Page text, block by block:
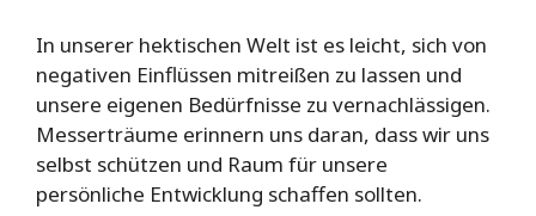
In unserer hektischen Welt ist es leicht, sich von
negativen Einflüssen mitreißen zu lassen und
unsere eigenen Bedürfnisse zu vernachlässigen.
Messerträume erinnern uns daran, dass wir uns
selbst schützen und Raum für unsere
persönliche Entwicklung schaffen sollten.